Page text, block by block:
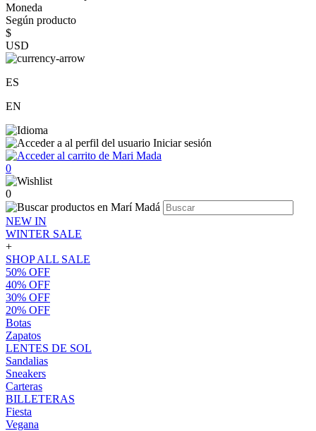
Moneda
Según producto
$
USD
ES
EN
Iniciar sesión
0
0
NEW IN
WINTER SALE
+
SHOP ALL SALE
50% OFF
40% OFF
30% OFF
20% OFF
Botas
Zapatos
LENTES DE SOL
Sandalias
Sneakers
Carteras
BILLETERAS
Fiesta
Vegana